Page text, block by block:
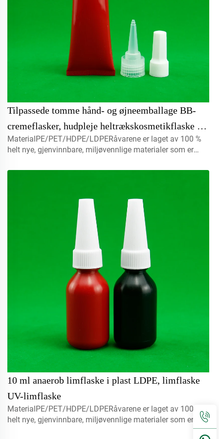
Tilpassede tomme hånd- og øjneemballage BB-
cremeflasker, hudpleje heltrækskosmetikflaske til
kosmetik med hætter
MaterialPE/PET/HDPE/LDPERåvarene er laget av 100 %
helt nye, gjenvinnbare, miljøvennlige materialer som er
oss for skreddersyingLokmister, sprayhatter, skruflok,
10 ml anaerob limflaske i plast LDPE, limflaske
UV-limflaske
MaterialPE/PET/HDPE/LDPERåvarene er laget av 100 %
helt nye, gjenvinnbare, miljøvennlige materialer som er
perfekte til matemballasje.Volum5 ml 10 ml 15 mlkontakt